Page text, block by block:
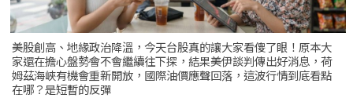
美股創高、地緣政治降溫，今天台股真的讓大家看傻了眼！原本大
家還在擔心盤勢會不會繼續往下探，結果美伊談判傳出好消息，荷
姆茲海峽有機會重新開放，國際油價應聲回落，這波行情到底看點
在哪？是短暫的反彈